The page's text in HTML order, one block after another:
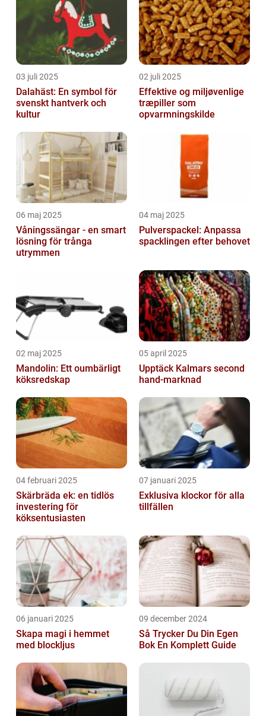
03 juli 2025
Dalahäst: En symbol för
svenskt hantverk och
kultur
02 juli 2025
Effektive og miljøvenlige
træpiller som
opvarmningskilde
06 maj 2025
Våningssängar - en smart
lösning för trånga
utrymmen
04 maj 2025
Pulverspackel: Anpassa
spacklingen efter behovet
02 maj 2025
Mandolin: Ett oumbärligt
köksredskap
05 april 2025
Upptäck Kalmars second
hand-marknad
04 februari 2025
Skärbräda ek: en tidlös
investering för
köksentusiasten
07 januari 2025
Exklusiva klockor för alla
tillfällen
06 januari 2025
Skapa magi i hemmet
med blockljus
09 december 2024
Så Trycker Du Din Egen
Bok En Komplett Guide